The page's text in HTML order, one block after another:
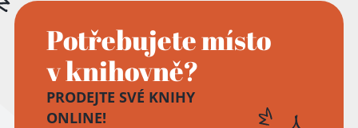
Potřebujete místo
v knihovně?
PRODEJTE SVÉ KNIHY
ONLINE!